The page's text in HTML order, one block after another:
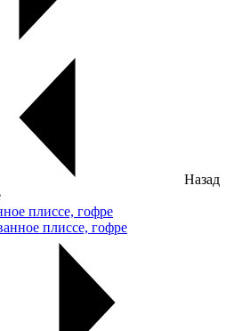
Назад
плиссе, гофре
плиссе, гофре